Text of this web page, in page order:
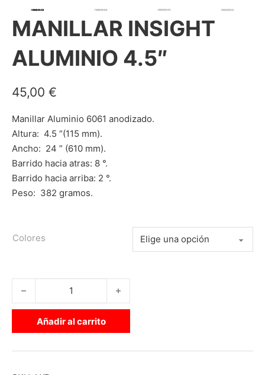
MANILLAR INSIGHT
ALUMINIO 4.5″
45,00 €
Manillar Aluminio 6061 anodizado.
Altura: 4.5 “(115 mm).
Ancho: 24 ” (610 mm).
Barrido hacia atras: 8 °.
Barrido hacia arriba: 2 °.
Peso: 382 gramos.
Colores
MANILLAR INSIGHT ALUMINIO 4.5" cantidad
Añadir al carrito